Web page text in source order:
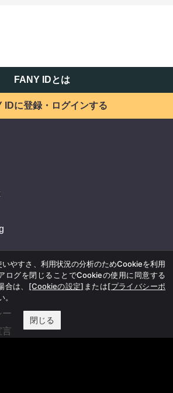
FANY IDとは
IDに登録・ログインする
ー
言
いやすさ、利用状況の分析のためCookieを利用
ログを閉じることでCookieの使用に同意する
は、 [Cookieの設定] または[プライバシーポ
閉じる